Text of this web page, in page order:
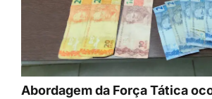
Abordagem da Força Tática